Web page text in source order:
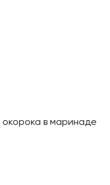
окорока в маринаде